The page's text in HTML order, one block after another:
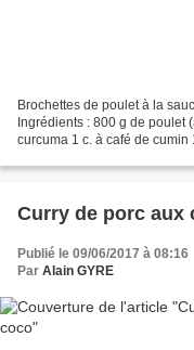
Brochettes de poulet à la
Ingrédients : 800 g de poulet
curcuma 1 c. à café de cumin
Curry de porc aux
Publié le 09/06/2017 à 08:16
Par Alain GYRE